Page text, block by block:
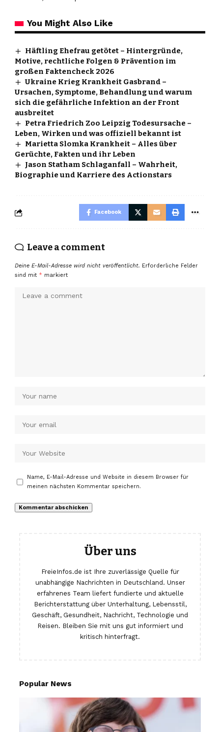
You Might Also Like
Häftling Ehefrau getötet – Hintergründe,
Motive, rechtliche Folgen & Prävention im
großen Faktencheck 2026
Ukraine Krieg Krankheit Gasbrand –
Ursachen, Symptome, Behandlung und warum
sich die gefährliche Infektion an der Front
ausbreitet
Petra Friedrich Zoo Leipzig Todesursache –
Leben, Wirken und was offiziell bekannt ist
Marietta Slomka Krankheit – Alles über
Gerüchte, Fakten und ihr Leben
Jason Statham Schlaganfall – Wahrheit,
Biographie und Karriere des Actionstars
Facebook
Leave a comment
Deine E-Mail-Adresse wird nicht veröffentlicht. Erforderliche Felder
sind mit * markiert
Name, E-Mail-Adresse und Website in diesem Browser für
meinen nächsten Kommentar speichern.
Über uns
FreieInfos.de ist Ihre zuverlässige Quelle für
unabhängige Nachrichten in Deutschland. Unser
erfahrenes Team liefert fundierte und aktuelle
Berichterstattung über Unterhaltung, Lebensstil,
Geschäft, Gesundheit, Nachricht, Technologie und
Reisen. Bleiben Sie mit uns gut informiert und
kritisch hinterfragt.
Popular News